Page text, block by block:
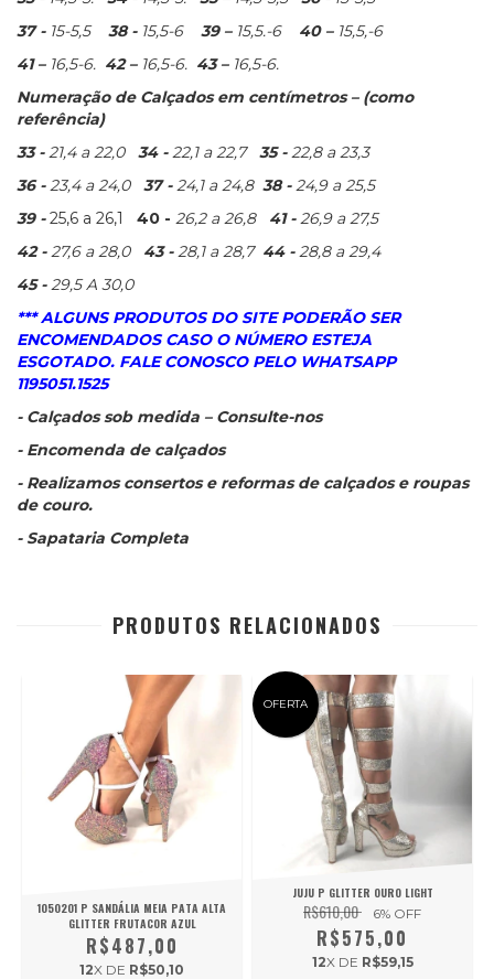
37 - 15-5,5 38 - 15,5-6 39 – 15,5.-6 40 – 15,5,-6
41 – 16,5-6. 42 – 16,5-6. 43 – 16,5-6.
Numeração de Calçados em centímetros – (como
referência)
33 -21,4 a 22,0 34 -22,1 a 22,7 35 -22,8 a 23,3
36 -23,4 a 24,037 -24,1 a 24,8 38 -24,9 a 25,5
39 -25,6 a 26,1 40 - 26,2 a 26,8 41 -26,9 a 27,5
42 -27,6 a 28,0 43 -28,1 a 28,7 44 -28,8 a 29,4
45 -29,5 A 30,0
*** ALGUNS PRODUTOS DO SITE PODERÃO SER
ENCOMENDADOS CASO O NÚMERO ESTEJA
ESGOTADO. FALE CONOSCO PELO WHATSAPP
1195051.1525
- Calçados sob medida – Consulte-nos
- Encomenda de calçados
- Realizamos consertos e reformas de calçados e roupas
de couro.
- Sapataria Completa
PRODUTOS RELACIONADOS
1050201 P SANDÁLIA MEIA PATA ALTA
GLITTER FRUTACOR AZUL
R$487,00
12X DE R$50,10
OFERTA
JUJU P GLITTER OURO LIGHT
R$610,00 6% OFF
R$575,00
12X DE R$59,15